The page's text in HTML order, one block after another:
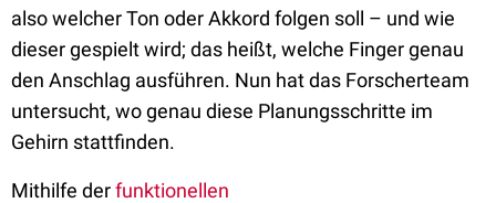
also welcher Ton oder Akkord folgen soll – und wie
dieser gespielt wird; das heißt, welche Finger genau
den Anschlag ausführen. Nun hat das Forscherteam
untersucht, wo genau diese Planungsschritte im
Gehirn stattfinden.
Mithilfe derfunktionellen